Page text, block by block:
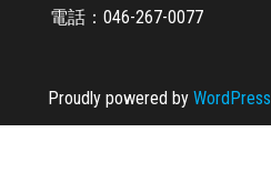
電話：046-267-0077
Proudly powered by WordPress